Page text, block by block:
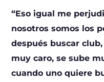
“Eso igual me
nosotros somos los
después buscar
muy caro, se sube
cuando uno quiere